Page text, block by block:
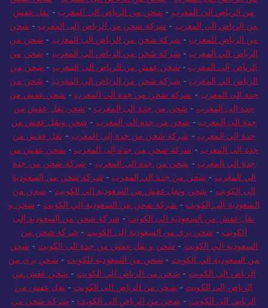
من الرياض الى المغرب -شحن من الرياض الى المغرب - شحن عفش
من الرياض الي المغرب-شحن من الرياض الي المغرب- نقل عفش
من الرياض الى المغرب-شركة شحن من الرياض إلى المغرب-شحن
من الرياض للمغرب - شركة شحن من الرياض الى المغرب - شحن من
الرياض الي المغرب- شركة شحن من الرياض الي المغرب - شحن من
الرياض إلى المغرب -شحن عفش من الرياض الى المغرب - شحن من
الرياض الي المغرب- شركة شحن من الرياض الي المغرب- شحن من
جدة الى المغرب -شركة شحن من جدة الي المغرب- شحن عفش من
جدة الى المغرب -شحن من جدة الى المغرب -شحن نقل عفش من
جدة الى المغرب- شحن من جدة الى المغرب-شحن ونقل عفش من
جدة الي المغرب-شركة شحن من جدة إلى المغرب-نقل عفش من
جدة الى المغرب - شركة شحن من جدة إلى المغرب- شحن عفش من
جدة الي المغرب- شحن من جدة الي المغرب -شركة شحن من جدة
الي المغرب -شحن من جدة الي المغرب-شركة شحن من السعودية
الى الكويت
-شحن ونقل عفش من السعودية الي الكويت-شحن من
السعودية الى الكويت-شركة شحن من السعودية الي الكويت -شحن و
نقل عفش من السعودية الي الكويت -شركة شحن من السعودية إلى
الكويت- شحن بري من السعودية إلى الكويت- شركة شحن من
السعودية الي الكويت-شحن و نقل عفش من جدة الى الكويت - شحن
من السعودية الي الكويت-شحن من السعودية للكويت-شحن بري من
الرياض الي الكويت- شحن من الرياض الي الكويت- شحن عفش من
الرياض الى الكويت-شحن من الرياض الى الكويت-نقل عفش من